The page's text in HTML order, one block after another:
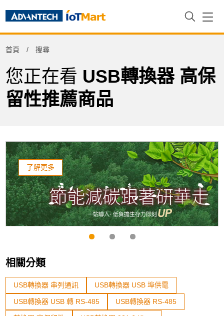
首頁 搜尋
您正在看 USB轉換器 高保
留性推薦商品
了解更多
Product Tag
相關分類
USB轉換器 串列通訊 USB轉換器 USB 埠供電
USB轉換器 USB 轉 RS-485 USB轉換器 RS-485